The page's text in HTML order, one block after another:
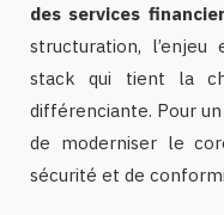
des services
structuration, l’enjeu
stack qui tient la
différenciante. Pour
de moderniser le
sécurité et de